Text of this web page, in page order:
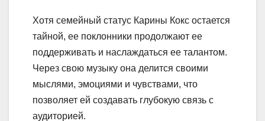
Хотя семейный статус Карины Кокс остается
тайной, ее поклонники продолжают ее
поддерживать и наслаждаться ее талантом.
Через свою музыку она делится своими
мыслями, эмоциями и чувствами, что
позволяет ей создавать глубокую связь с
аудиторией.